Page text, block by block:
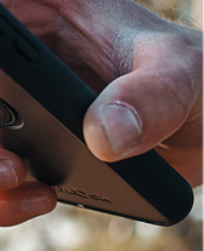
形，本公司將視審查結果
若發現惡意使用之情形，
度並採取法律行動。